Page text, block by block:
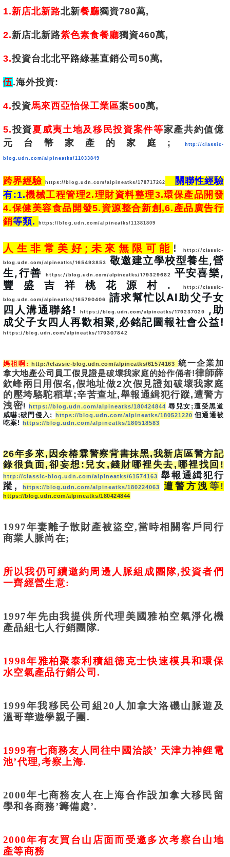
1.新店北新路北新餐廳獨資780萬,
2.新店北新路紫色素食餐廳獨資460萬,
3.投資台北北平路綠基直銷公司50萬,
伍.海外投資:
4.投資馬來西亞怡保工業區案500萬,
5.投資夏威夷土地及移民投資案件等家產共約值億
元台幣家產的家庭;
http://classic-
blog.udn.com/alpineatks/11033849
跨界經驗 https://blog.udn.com/alpineatks/178717262
關聯性經驗
有:1.機械工程管理2.理財資料整理3.環保產品開發
4.保健美容食品開發5.資源整合新創,6.產品廣告行
銷等類. https://blog.udn.com/alpineatks/11381809
人生非常美好;未來無限可能 ! http://classic-
blog.udn.com/alpineatks/165493853
敬邀建立學校型養生,營
生,行善
https://blog.udn.com/alpineatks/179329682
平安喜樂,
豐盛吉祥桃花源村.
http://classic-
blog.udn.com/alpineatks/165790406
請求幫忙以AI助父子女
四人溝通聯絡!
https://blog.udn.com/alpineatks/179237029
,助
https://blog.udn.com/alpineatks/179307842
媽祖啊 : http://classic-blog.udn.com/alpineatks/61574163 統一企業加
拿大地產公司員工假見證是破壞我家庭的始作俑者!律師薛
欽峰兩日用假名,假地址做2次假見證如破壞我家庭
的壓垮駱駝稻草;辛苦查址,舉報通緝犯行蹤,遭警方
洩密!https://blog.udn.com/alpineatks/180424844 尋兒女 ; 遭受黑道
威嚇 ;破門侵入 ; https://blog.udn.com/alpineatks/180521220 但通通被
吃案! https://blog.udn.com/alpineatks/180518583
26年多來,因余椿霖警察背書抹黑,我新店區警方記
錄很負面,卻妄想:兒女,錢財哪裡失去,哪裡找回!
http://classic-blog.udn.com/alpineatks/61574163 舉報通緝犯行
蹤 , https://blog.udn.com/alpineatks/180224063 遭警方洩 等!
https://blog.udn.com/alpineatks/180424844
1997年妻離子散財產被盜空,當時相關客戶同行
商業人脈尚在;
所以我仍可續邀約周邊人脈組成團隊,投資者們
一齊經營生意:
1997年先由我提供所代理美國雅柏空氣淨化機
產品組七人行銷團隊.
1998年雅柏聚泰利積組德克士快速模具和環保
水空氣產品行銷公司 .
1999年我移民公司組20 人加拿大洛磯山脈遊及
溫哥華遊學親子團 .
1999有七商務友人同往中國洽談’ 天津力神鋰電
池’代理,考察上海.
2000年七商務友人在上海合作設加拿大移民留
學和各商務’籌備處’.
2000年有友買台山店面而受邀多次考察台山地
產等商務